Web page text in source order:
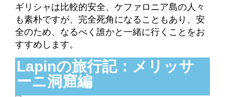
ギリシャは比較的安全、ケファロニア島の人々
も素朴ですが、完全死角になることもあり、安
全のため、なるべく誰かと一緒に行くことをお
すすめします。
Lapinの旅行記：メリッサ
ーニ洞窟編